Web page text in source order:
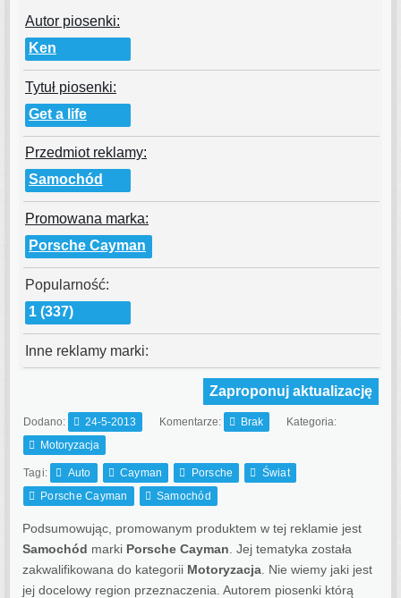
Autor piosenki:
Ken
Tytuł piosenki:
Get a life
Przedmiot reklamy:
Samochód
Promowana marka:
Porsche Cayman
Popularność:
1 (337)
Inne reklamy marki:
Zaproponuj aktualizację
Dodano: 24-5-2013 Komentarze: Brak
Kategoria:
Motoryzacja
Tagi: Auto Cayman Porsche
Świat
Porsche Cayman
Samochód
Podsumowując, promowanym produktem w tej reklamie jest
Samochód marki Porsche Cayman . Jej tematyka została
zakwalifikowana do kategorii Motoryzacja . Nie wiemy jaki jest
jej docelowy region przeznaczenia. Autorem piosenki którą